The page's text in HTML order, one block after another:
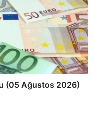
(05 Ağustos 2026)